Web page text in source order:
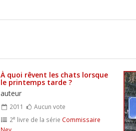
À quoi rêvent les chats lorsque
le printemps tarde ?
auteur
2011
Aucun vote
2e livre de la série Commissaire
Ney